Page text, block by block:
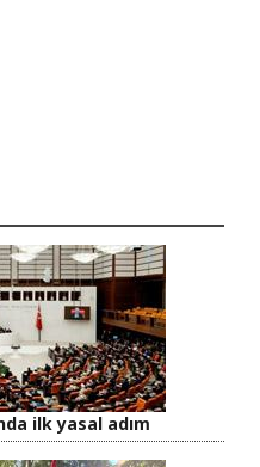
ilk yasal adım